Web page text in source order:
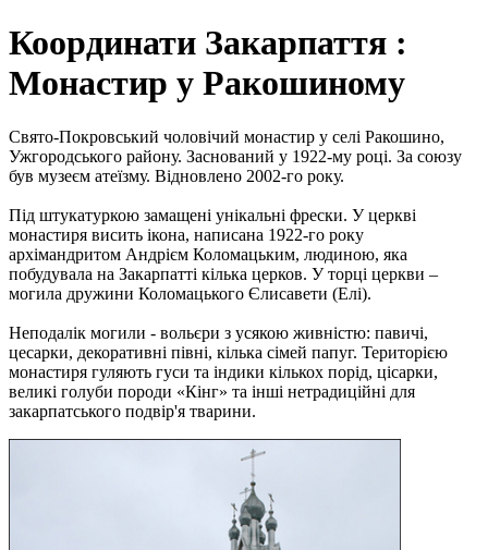
Координати Закарпаття :
Монастир у Ракошиному
Свято-Покровський чоловічий монастир у селі Ракошино,
Ужгородського району. Заснований у 1922-му році. За союзу
був музеєм атеїзму. Відновлено 2002-го року.
Під штукатуркою замащені унікальні фрески. У церкві
монастиря висить ікона, написана 1922-го року
архімандритом Андрієм Коломацьким, людиною, яка
побудувала на Закарпатті кілька церков. У торці церкви –
могила дружини Коломацького Єлисавети (Елі).
Неподалік могили - вольєри з усякою живністю: павичі,
цесарки, декоративні півні, кілька сімей папуг. Територією
монастиря гуляють гуси та індики кількох порід, цісарки,
великі голуби породи «Кінг» та інші нетрадиційні для
закарпатського подвір'я тварини.